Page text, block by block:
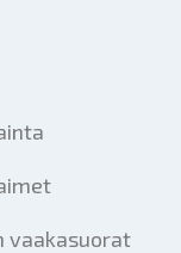
vaakasuorat